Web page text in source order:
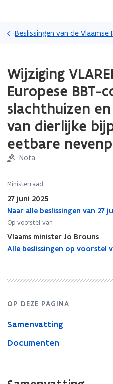
Beslissingen van de Vlaamse
met
laden.
bevindt
zich
op:
Wijziging
VLAREM
omzetting
BBT-
conclusies
voor
slachthuizen
verwerkers
van
nevenproducten
Wijziging
Europese BBT-
slachthuizen
van dierlijke
eetbare
Nota
Ministerraad
27 juni 2025
Naar alle beslissingen van 27
Op voorstel van
Vlaams minister Jo Brouns
Alle beslissingen op voorstel
OP DEZE PAGINA
Samenvatting
Documenten